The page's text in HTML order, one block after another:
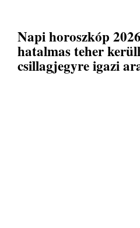
Napi horoszkóp
hatalmas teher
csillagjegyre igazi